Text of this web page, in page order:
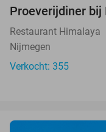
Proeverijdiner bij
Restaurant Himalaya
Nijmegen
Verkocht: 355